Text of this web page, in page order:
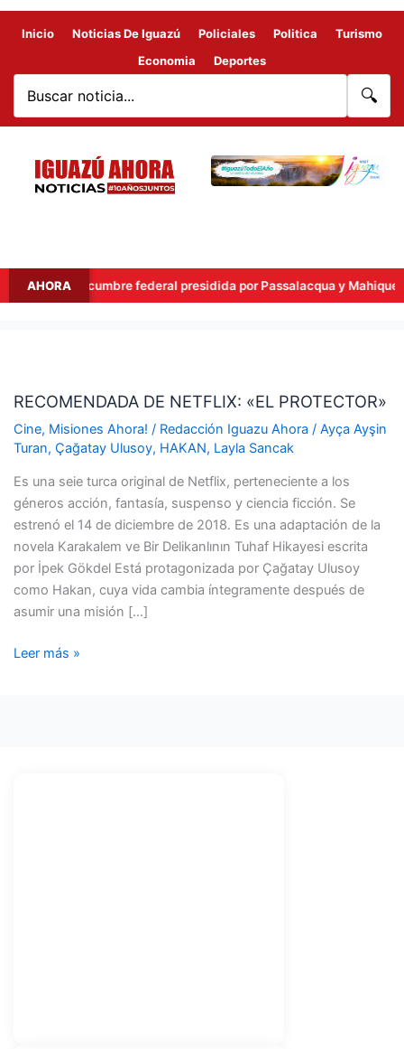
Inicio Noticias De Iguazú Policiales Politica
Turismo
Economia
Deportes
🔍
AHORA
en una cumbre federal presidida por Passalacqua y Mahiques
RECOMENDADA DE NETFLIX: «EL PROTECTOR»
Cine, Misiones Ahora! / Redacción Iguazu Ahora / Ayça Ayşin
Turan, Çağatay Ulusoy, HAKAN, Layla Sancak
Es una seie turca original de Netflix, perteneciente a los
géneros acción, fantasía, suspenso y ciencia ficción. Se
estrenó el 14 de diciembre de 2018. Es una adaptación de la
novela Karakalem ve Bir Delikanlının Tuhaf Hikayesi escrita
por İpek Gökdel Está protagonizada por Çağatay Ulusoy
como Hakan, cuya vida cambia íntegramente después de
asumir una misión […]
NETFLIX:
«EL
PROTECTOR»
Leer más »